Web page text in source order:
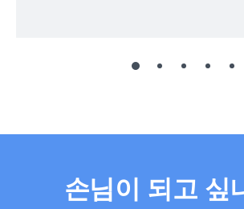
손님이 되고 싶